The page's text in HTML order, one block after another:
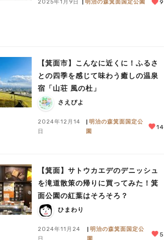
2025年1月9日 明治の森箕面国定公園 9
【箕面市】こんなに近くに！ふるさ
との四季を感じて味わう癒しの温泉
宿「山荘 風の杜」
さえぴよ
2024年12月14
日
明治の森箕面国定公
園
14
【箕面】サトウカエデのデニッシュ
を滝道散策の帰りに買ってみた！箕
面公園の紅葉はそろそろ？
ひまわり
2024年11月24
日
明治の森箕面国定公
園
5